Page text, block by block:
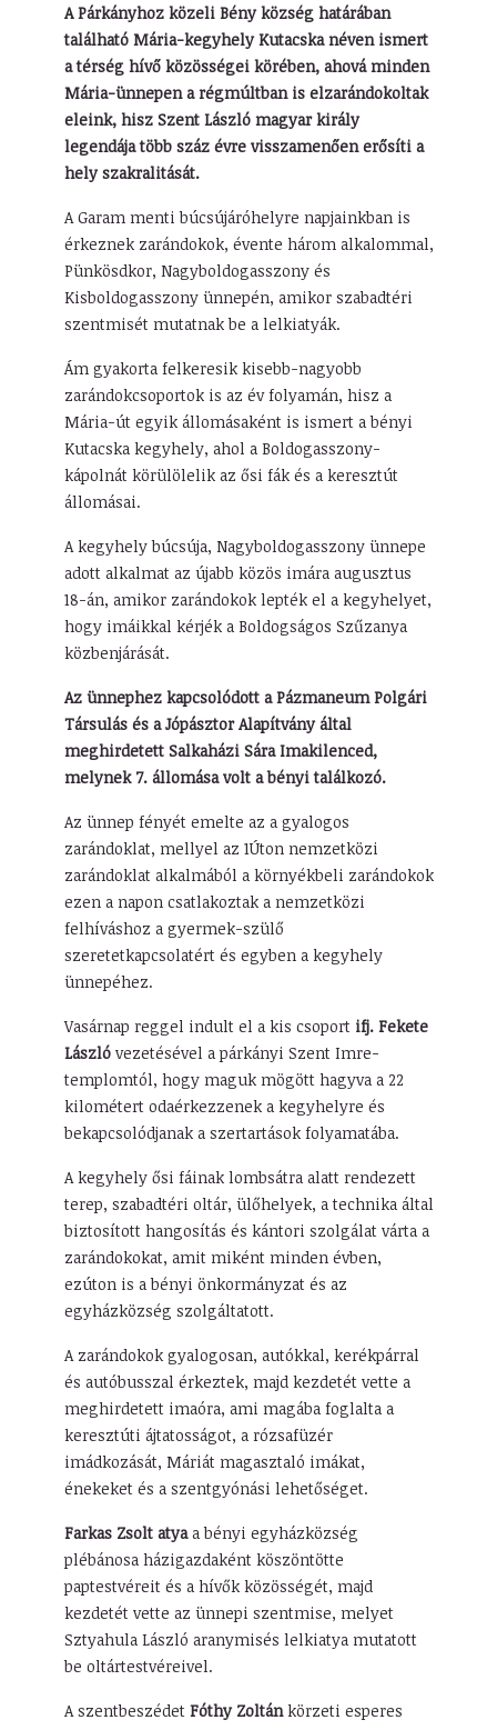
A Párkányhoz közeli Bény község határában
található Mária-kegyhely Kutacska néven ismert
a térség hívő közösségei körében, ahová minden
Mária-ünnepen a régmúltban is elzarándokoltak
eleink, hisz Szent László magyar király
legendája több száz évre visszamenően erősíti a
hely szakralitását.
A Garam menti búcsújáróhelyre napjainkban is
érkeznek zarándokok, évente három alkalommal,
Pünkösdkor, Nagyboldogasszony és
Kisboldogasszony ünnepén, amikor szabadtéri
szentmisét mutatnak be a lelkiatyák.
Ám gyakorta felkeresik kisebb-nagyobb
zarándokcsoportok is az év folyamán, hisz a
Mária-út egyik állomásaként is ismert a bényi
Kutacska kegyhely, ahol a Boldogasszony-
kápolnát körülölelik az ősi fák és a keresztút
állomásai.
A kegyhely búcsúja, Nagyboldogasszony ünnepe
adott alkalmat az újabb közös imára augusztus
18-án, amikor zarándokok lepték el a kegyhelyet,
hogy imáikkal kérjék a Boldogságos Szűzanya
közbenjárását.
Az ünnephez kapcsolódott a Pázmaneum Polgári
Társulás és a Jópásztor Alapítvány által
meghirdetett Salkaházi Sára Imakilenced,
melynek 7. állomása volt a bényi találkozó.
Az ünnep fényét emelte az a gyalogos
zarándoklat, mellyel az 1Úton nemzetközi
zarándoklat alkalmából a környékbeli zarándokok
ezen a napon csatlakoztak a nemzetközi
felhíváshoz a gyermek-szülő
szeretetkapcsolatért és egyben a kegyhely
ünnepéhez.
Vasárnap reggel indult el a kis csoport ifj. Fekete
László vezetésével a párkányi Szent Imre-
templomtól, hogy maguk mögött hagyva a 22
kilométert odaérkezzenek a kegyhelyre és
bekapcsolódjanak a szertartások folyamatába.
A kegyhely ősi fáinak lombsátra alatt rendezett
terep, szabadtéri oltár, ülőhelyek, a technika által
biztosított hangosítás és kántori szolgálat várta a
zarándokokat, amit miként minden évben,
ezúton is a bényi önkormányzat és az
egyházközség szolgáltatott.
A zarándokok gyalogosan, autókkal, kerékpárral
és autóbusszal érkeztek, majd kezdetét vette a
meghirdetett imaóra, ami magába foglalta a
keresztúti ájtatosságot, a rózsafüzér
imádkozását, Máriát magasztaló imákat,
énekeket és a szentgyónási lehetőséget.
Farkas Zsolt atya a bényi egyházközség
plébánosa házigazdaként köszöntötte
paptestvéreit és a hívők közösségét, majd
kezdetét vette az ünnepi szentmise, melyet
Sztyahula László aranymisés lelkiatya mutatott
be oltártestvéreivel.
A szentbeszédet Fóthy Zoltán körzeti esperes